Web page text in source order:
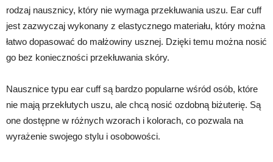
rodzaj nausznicy, który nie wymaga przekłuwania uszu. Ear cuff
jest zazwyczaj wykonany z elastycznego materiału, który można
łatwo dopasować do małżowiny usznej. Dzięki temu można nosić
go bez konieczności przekłuwania skóry.
Nausznice typu ear cuff są bardzo popularne wśród osób, które
nie mają przekłutych uszu, ale chcą nosić ozdobną biżuterię. Są
one dostępne w różnych wzorach i kolorach, co pozwala na
wyrażenie swojego stylu i osobowości.